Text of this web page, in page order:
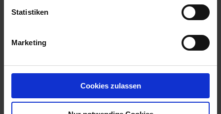
Statistiken
Marketing
Cookies zulassen
KS Rasenbelüfter 1 Stück